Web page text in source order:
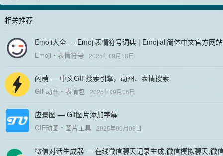
相关推荐
Emoji大全 — Emoji表情符号词典 | Emojiall简体中文官方网站
Emoji 表情符号 2025年09月18日
闪萌 — 中文GIF搜索引擎，动图、表情搜索
GIF动图 表情包 2025年09月06日
应景图 — Gif图片添加字幕
GIF动图 图片工具 2025年09月06日
微信对话生成器 — 在线微信聊天记录生成,微信模拟聊天,微